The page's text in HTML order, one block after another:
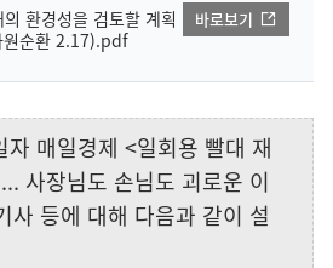
환경성을 검토할 계획
원순환 2.17).pdf
바로보기
매일경제 <일회용 빨대 재
사장님도 손님도 괴로운 이
사 등에 대해 다음과 같이 설